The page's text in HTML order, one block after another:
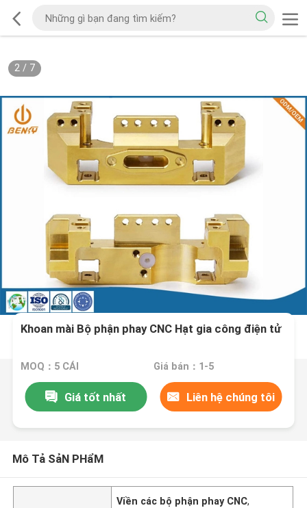
2/ 7
Khoan mài Bộ phận phay CNC Hạt gia công điện tử
MOQ：5 CÁI Giá bán：1-5
Giá tốt nhất Liên hệ chúng tôi
Mô Tả SảN PHẩM
Viền các bộ phận phay CNC,